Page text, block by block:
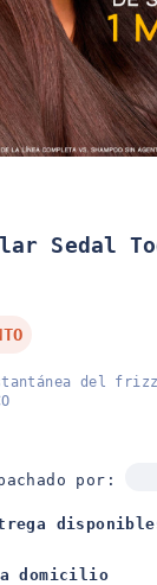
Sedal
del
por:
a domicilio